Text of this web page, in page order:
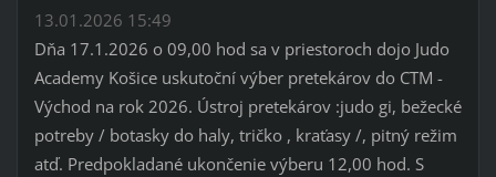
13.01.2026 15:49
Dňa 17.1.2026 o 09,00 hod sa v priestoroch dojo Judo
Academy Košice uskutoční výber pretekárov do CTM -
Východ na rok 2026. Ústroj pretekárov :judo gi, bežecké
potreby / botasky do haly, tričko , kraťasy /, pitný režim
atď. Predpokladané ukončenie výberu 12,00 hod. S